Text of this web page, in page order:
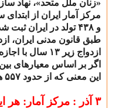
«زنان ملل متحد»، نهاد
مرکز آمار ایران از ابتدای
و ۴۳۸تولد در ایران ثبت
طبق قانون مدنی ایران،
ازدواج زیر ۱۳ سال با
اگر بر اساس معیارهای
این معنی که از حدود ۵۵۷
۳ آذر : مرکز آمار: هر